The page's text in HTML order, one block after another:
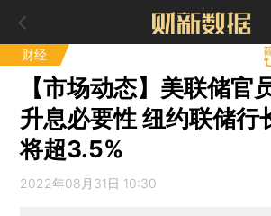
财经
【市场动态】美联储官
升息必要性 纽约联储行
将超3.5%
2022年08月31日 10:30